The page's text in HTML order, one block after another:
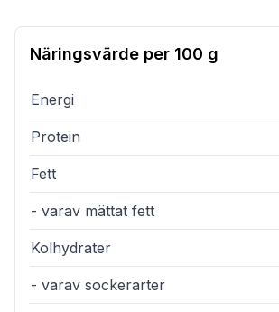
Näringsvärde per 100 g
Energi
Protein
Fett
- varav mättat fett
Kolhydrater
- varav sockerarter